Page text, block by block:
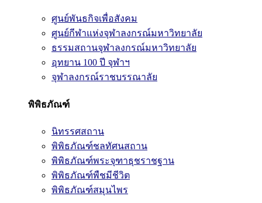
ศูนย์พันธกิจเพื่อสังคม
ศูนย์กีฬาแห่งจุฬาลงกรณ์มหาวิทยาลัย
ธรรมสถานจุฬาลงกรณ์มหาวิทยาลัย
อุทยาน 100 ปี จุฬาฯ
จุฬาลงกรณ์ราชบรรณาลัย
พิพิธภัณฑ์
นิทรรศสถาน
พิพิธภัณฑ์ชลทัศนสถาน
พิพิธภัณฑ์พระจุฑาธุชราชฐาน
พิพิธภัณฑ์พืชมีชีวิต
พิพิธภัณฑ์สมุนไพร